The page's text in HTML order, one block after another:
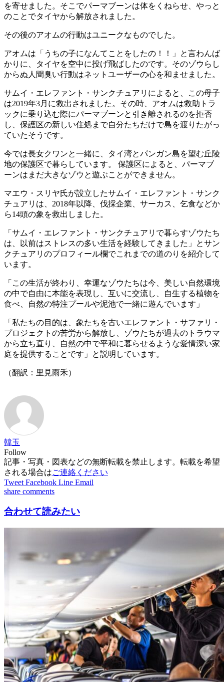
を寄せました。そこでパーマブーンは体をくねらせ、やっと
のことでタイヤから解放されました。
その後のアオムの行動はユニークなものでした。
アオムは「うちの子になんてことをしたの！！」と言わんば
かりに、タイヤを空中に投げ飛ばしたのです。そのゾウらし
からぬ人間臭い行動はネットユーザーの心を和ませました。
サムイ・エレファント・サンクチュアリによると、この母子
は2019年3月に救出されました。その時、アオムは救助トラ
ックに乗り込む際にパーマブーンと引き離されるのを拒否
し、保護区の新しい住処まで自分たちだけで島を渡りたがっ
ていたそうです。
今では長女クワンと一緒に、タイ湾とパンガン島を望む丘陵
地の保護区で暮らしています。 保護区によると、パーマブ
ーンはまだ大きなゾウと遊ぶことができません。
マエウ・スリヤ氏が設立したサムイ・エレファント・サンク
チュアリは、2018年以降、伐採企業、サーカス、乞食などか
ら14頭の象を救出しました。
「サムイ・エレファント・サンクチュアリで暮らすゾウたち
は、以前はストレスの多い生活を経験してきました」とサン
クチュアリのプロフィール欄でこれまでの道のりを紹介して
います。
「この生活が終わり、幸運なゾウたちは今、美しい自然環境
の中で自由に本能を表現し、互いに交流し、自生する植物を
食べ、自然の特注プールや泥池で一緒に遊んでいます」
「私たちの目的は、象たちを古いエレファント・サファリ・
プロジェクトの苦労から解放し、ゾウたちが過去のトラウマ
から立ち直り、自然の中で平和に暮らせるような愛情深い家
庭を提供することです」と説明しています。
（翻訳：里見雨禾）
韓玉
Follow
記事・写真・図表などの無断転載を禁止します。転載を希望
される場合はご連絡ください
Tweet Facebook Line Email
share comments
合わせて読みたい